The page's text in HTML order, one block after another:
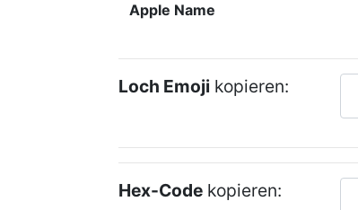
Apple Name
Loch Emoji kopieren:
Hex-Code kopieren: